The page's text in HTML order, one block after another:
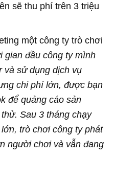
sẽ thu phí trên 3 triệu
một công ty trò chơi
gian đầu công ty mình
và sử dụng dịch vụ
chi phí lớn, được bạn
để quảng cáo sản
Sau 3 tháng chạy
trò chơi công ty phát
người chơi và vẫn đang